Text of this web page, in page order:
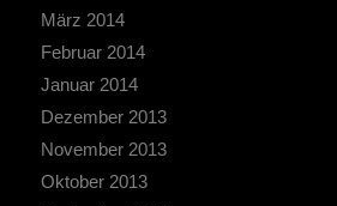
März 2014
Februar 2014
Januar 2014
Dezember 2013
November 2013
Oktober 2013